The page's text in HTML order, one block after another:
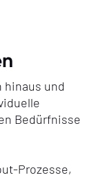
hinaus und
Bedürfnisse
Prozesse,